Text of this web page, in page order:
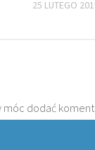
25 LUTEGO
móc dodać